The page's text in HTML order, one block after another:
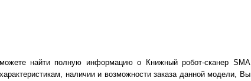
найти полную информацию о Книжный робот-сканер SMA
наличии и возможности заказа данной модели, Вы